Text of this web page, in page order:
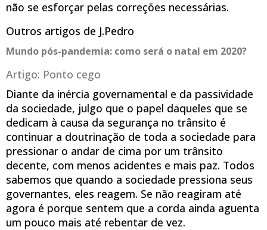
não se esforçar pelas correções necessárias.
Outros artigos de J.Pedro
Mundo pós-pandemia: como será o natal em 2020?
Artigo: Ponto cego
Diante da inércia governamental e da passividade
da sociedade, julgo que o papel daqueles que se
dedicam à causa da segurança no trânsito é
continuar a doutrinação de toda a sociedade para
pressionar o andar de cima por um trânsito
decente, com menos acidentes e mais paz. Todos
sabemos que quando a sociedade pressiona seus
governantes, eles reagem. Se não reagiram até
agora é porque sentem que a corda ainda aguenta
um pouco mais até rebentar de vez.